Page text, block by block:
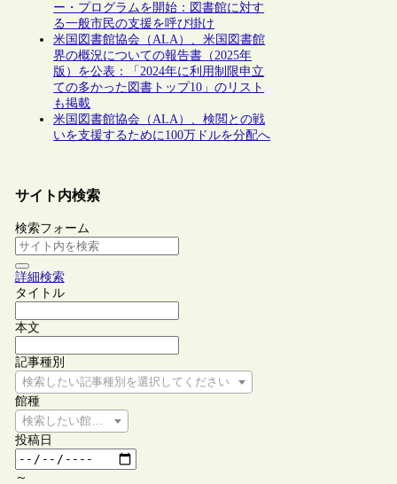
ー・プログラムを開始：図書館に対す
る一般市民の支援を呼び掛け
米国図書館協会（ALA）、米国図書館
界の概況についての報告書（2025年
版）を公表：「2024年に利用制限申立
ての多かった図書トップ10」のリスト
も掲載
米国図書館協会（ALA）、検閲との戦
いを支援するために100万ドルを分配へ
サイト内検索
検索フォーム
詳細検索
タイトル
本文
記事種別
検索したい記事種別を選択してください
館種
検索したい館種を選択してください
投稿日
～